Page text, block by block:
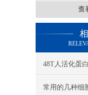
查
48T人活化蛋
剂盒
常用的几种细